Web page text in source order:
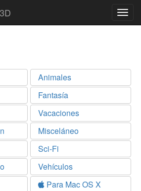
Animales
Fantasía
Vacaciones
Misceláneo
Sci-Fi
Vehículos
Para Mac OS X